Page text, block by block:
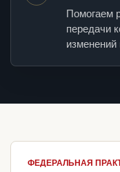
Помогаем
передачи
изменений
ФЕДЕРАЛЬНАЯ